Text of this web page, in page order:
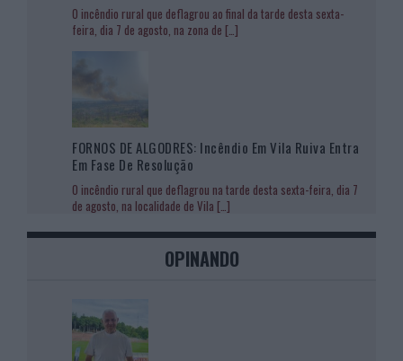
O incêndio rural que deflagrou ao final da tarde desta sexta-
feira, dia 7 de agosto, na zona de […]
FORNOS DE ALGODRES: Incêndio Em Vila Ruiva Entra
Em Fase De Resolução
O incêndio rural que deflagrou na tarde desta sexta-feira, dia 7
de agosto, na localidade de Vila […]
OPINANDO